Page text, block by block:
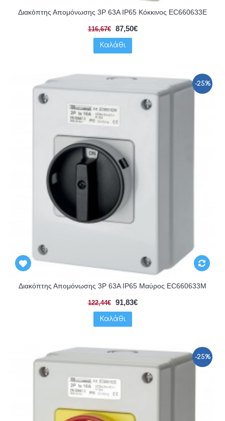
Διακόπτης Απομόνωσης 3P 63A IP65 Κόκκινος EC660633E
116,67€ 87,50€
Καλάθι
-25%
Διακόπτης Απομόνωσης 3P 63A IP65 Μαύρος EC660633M
122,44€ 91,83€
Καλάθι
-25%